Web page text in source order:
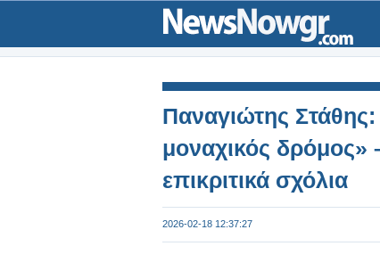
Παναγιώτης
μοναχικός δρόμος»
επικριτικά σχόλια
2026-02-18 12:37:27